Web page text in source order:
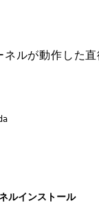
ルが動作した直
ルインストール